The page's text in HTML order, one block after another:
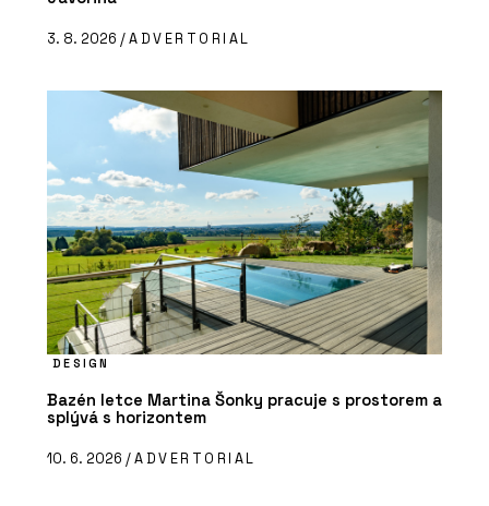
3. 8. 2026 /ADVERTORIAL
DESIGN
Bazén letce Martina Šonky pracuje s prostorem a
splývá s horizontem
10. 6. 2026 /ADVERTORIAL